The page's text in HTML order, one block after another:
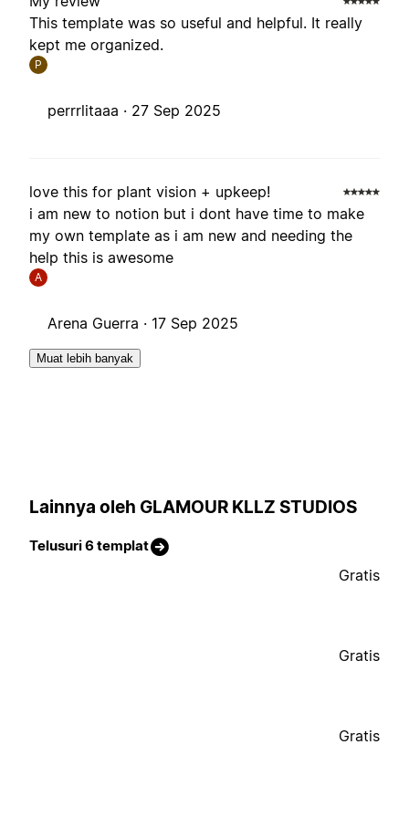
This template was so useful and helpful. It really
kept me organized.
P
perrrlitaaa · 27 Sep 2025
love this for plant vision + upkeep!
i am new to notion but i dont have time to make
my own template as i am new and needing the
help this is awesome
A
Arena Guerra · 17 Sep 2025
Muat lebih banyak
Lainnya oleh GLAMOUR KLLZ STUDIOS
Telusuri 6 templat
Gratis
Gratis
Gratis